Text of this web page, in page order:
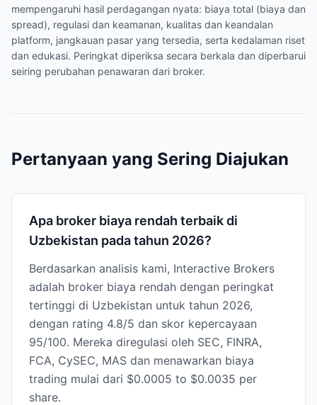
mempengaruhi hasil perdagangan nyata: biaya total (biaya dan
spread), regulasi dan keamanan, kualitas dan keandalan
platform, jangkauan pasar yang tersedia, serta kedalaman riset
dan edukasi. Peringkat diperiksa secara berkala dan diperbarui
seiring perubahan penawaran dari broker.
Pertanyaan yang Sering Diajukan
Apa broker biaya rendah terbaik di
Uzbekistan pada tahun 2026?
Berdasarkan analisis kami, Interactive Brokers
adalah broker biaya rendah dengan peringkat
tertinggi di Uzbekistan untuk tahun 2026,
dengan rating 4.8/5 dan skor kepercayaan
95/100. Mereka diregulasi oleh SEC, FINRA,
FCA, CySEC, MAS dan menawarkan biaya
trading mulai dari $0.0005 to $0.0035 per
share.